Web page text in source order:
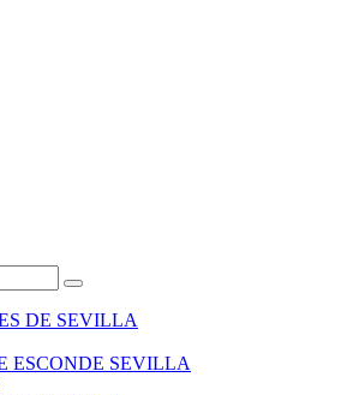
DE SEVILLA
ESCONDE SEVILLA